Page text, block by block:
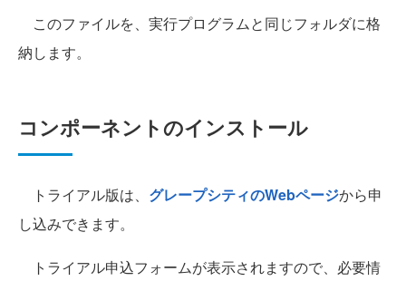
このファイルを、実行プログラムと同じフォルダに格
納します。
コンポーネントのインストール
トライアル版は、 グレープシティのWebページから申
し込みできます。
トライアル申込フォームが表示されますので、必要情